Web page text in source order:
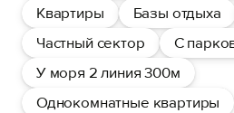
Квартиры
Базы отдыха
Частный сектор
С
У моря 2 линия 300м
Однокомнатные квартиры